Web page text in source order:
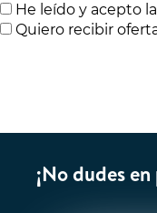
He leído y acepto la
Quiero recibir
¡No dudes